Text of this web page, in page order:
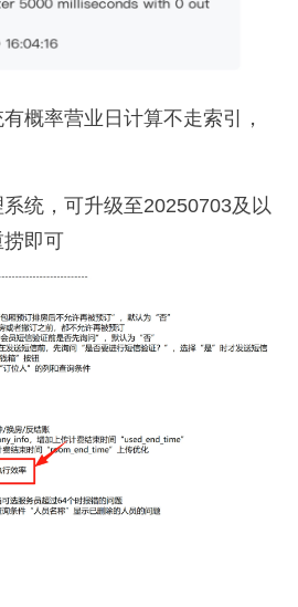
概率营业日计算不走索引，
系统，可升级至20250703及以
即可